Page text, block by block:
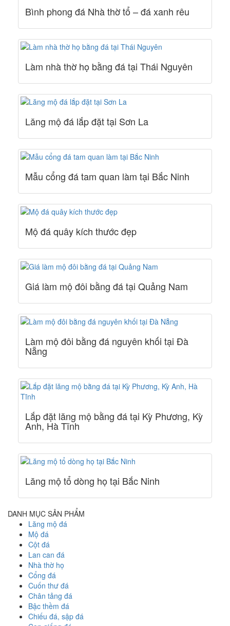
Bình phong đá Nhà thờ tổ – đá xanh rêu
Làm nhà thờ họ bằng đá tại Thái Nguyên
Lăng mộ đá lắp đặt tại Sơn La
Mẫu cổng đá tam quan làm tại Bắc Ninh
Mộ đá quây kích thước đẹp
Giá làm mộ đôi bằng đá tại Quảng Nam
Làm mộ đôi bằng đá nguyên khối tại Đà
Nẵng
Lắp đặt lăng mộ bằng đá tại Kỳ Phương, Kỳ
Anh, Hà Tĩnh
Lăng mộ tổ dòng họ tại Bắc Ninh
DANH MỤC SẢN PHẨM
Lăng mộ đá
Mộ đá
Cột đá
Lan can đá
Nhà thờ họ
Cổng đá
Cuốn thư đá
Chân tảng đá
Bậc thềm đá
Chiếu đá, sập đá